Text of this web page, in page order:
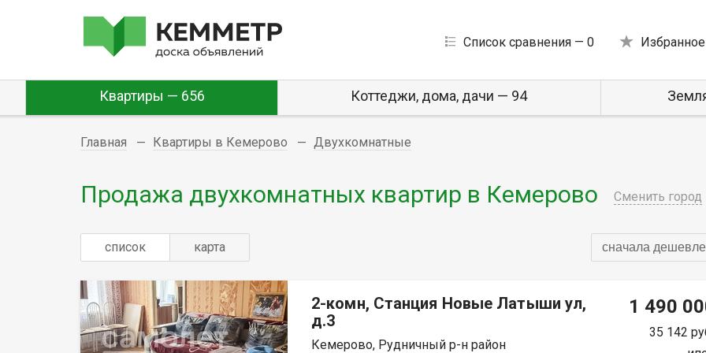
Список сравнения — 0
Квартиры — 656 Коттеджи, дома, дачи — 94
Главная Квартиры в Кемерово Двухкомнатные
Продажа двухкомнатных квартир в Кемерово Сменить город
список карта сначала дешевле
2-комн, Станция Новые Латыши ул,
д.3
Кемерово, Рудничный р-н район
1 490
35 142